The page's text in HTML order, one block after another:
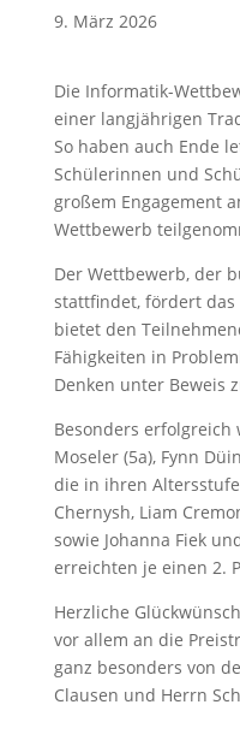
9. März 2026
Die Informatik-
einer langjährigen
So haben auch Ende
Schülerinnen und
großem Engagement
Wettbewerb
Der Wettbewerb, der
stattfindet, fördert
bietet den
Fähigkeiten in
Denken unter Beweis
Besonders
Moseler (5a), Fynn
die in ihren
Chernysh, Liam
sowie Johanna Fiek
erreichten je einen 2.
Herzliche
vor allem an die
ganz besonders von
Clausen und Herrn